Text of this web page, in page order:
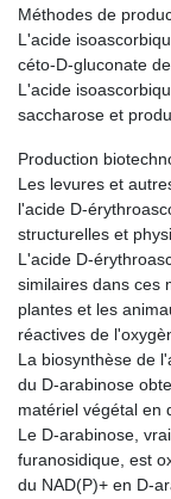
Méthodes de
L'acide
céto-D-gluconate
L'acide
saccharose et
Production
Les levures et
l'acide D-
structurelles et
L'acide D-
similaires dans ces
plantes et les
réactives de
La biosynthèse de
du D-arabinose
matériel végétal en
Le D-arabinose,
furanosidique, est
du NAD(P)+ en D-